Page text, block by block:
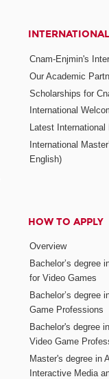
INTERNATIONAL
Cnam-Enjmin's
Our Academic
Scholarships for
International
Latest International
International
English)
HOW TO APPLY
Overview
Bachelor’s degree
for Video Games
Bachelor’s degree
Game Professions
Bachelor's degree
Video Game
Master's degree in
Interactive Media